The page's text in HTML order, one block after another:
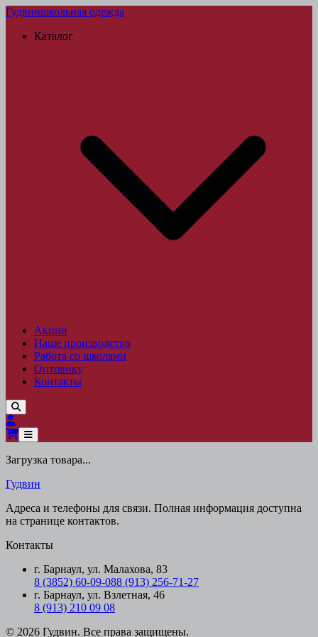
Гудвиншкольная одежда
Каталог
Акции
Наше производство
Работа со школами
Оптовику
Контакты
Загрузка товара...
Гудвин
Адреса и телефоны для связи. Полная информация доступна
на странице контактов.
Контакты
г. Барнаул, ул. Малахова, 83
8 (3852) 60-09-088 (913) 256-71-27
г. Барнаул, ул. Взлетная, 46
8 (913) 210 09 08
© 2026 Гудвин. Все права защищены.